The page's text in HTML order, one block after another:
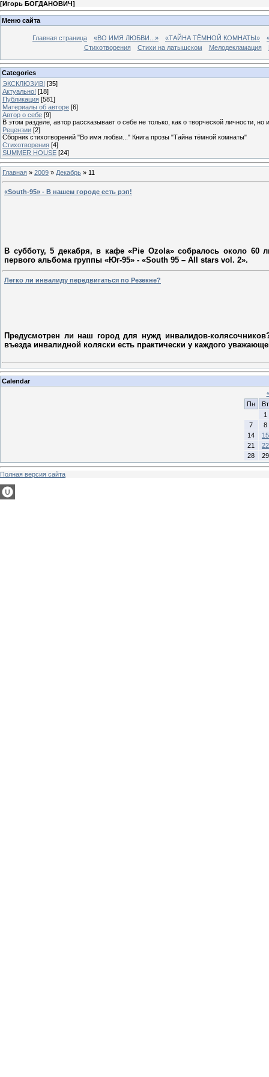
[Игорь БОГДАНОВИЧ]
Меню сайта
Главная страница «ВО ИМЯ ЛЮБВИ...» «ТАЙНА ТЁМНОЙ КОМНАТЫ»
Стихотворения
Стихи на латышском Мелодекламация
Categories
ЭКСКЛЮЗИВ! [35]
Актуально! [18]
Публикация [581]
Материалы об авторе [6]
Автор о себе [9]
В этом разделе, автор рассказывает о себе не только, как о творческой личности,
Рецензии [2]
Сборник стихотворений "Во имя любви..." Книга прозы "Тайна тёмной комнаты"
Стихотворения [4]
SUMMER HOUSE [24]
Главная » 2009 » Декабрь » 11
«South-95» - В нашем городе есть рэп!
В субботу, 5 декабря, в кафе «Pie Ozola» собралось около
первого альбома группы «Юг-95» - «South 95 – All stars vol. 2».
Легко ли инвалиду передвигаться по Резекне?
Предусмотрен ли наш город для нужд инвалидов-
въезда инвалидной коляски есть практически у каждого
Calendar
Пн
Вт
1
7
8
14
15
21
22
28
29
Полная версия сайта